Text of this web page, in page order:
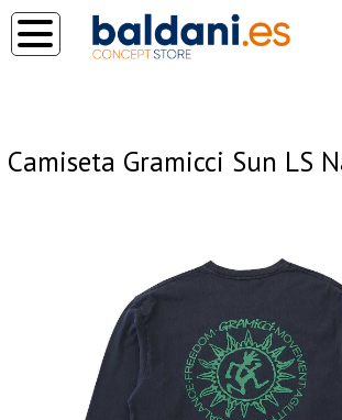
Camiseta Gramicci Sun LS